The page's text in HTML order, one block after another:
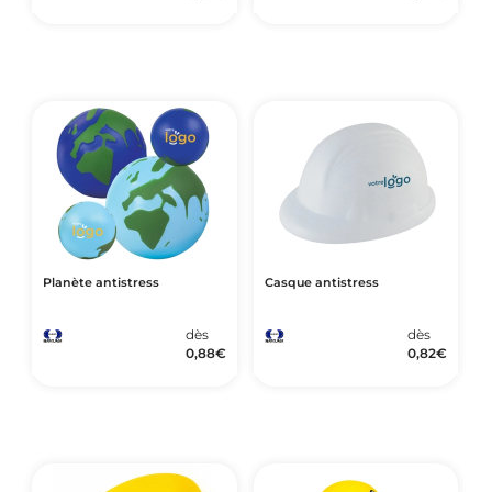
Planète antistress
dès
0,88€
Casque antistress
dès
0,82€